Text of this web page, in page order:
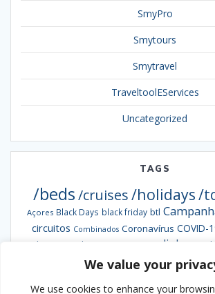
We value your
We use cookies to enhance your
SmyPro
Smytours
Smytravel
TraveltoolEServices
Uncategorized
TAGS
/beds/cruises/holidays/
Açores Black Days black friday btl
circuitos Combinados Coronavírus COVID-
destaques da semana escapadinhas
grandes viagens hoteis hotel hotéis
Ofertas